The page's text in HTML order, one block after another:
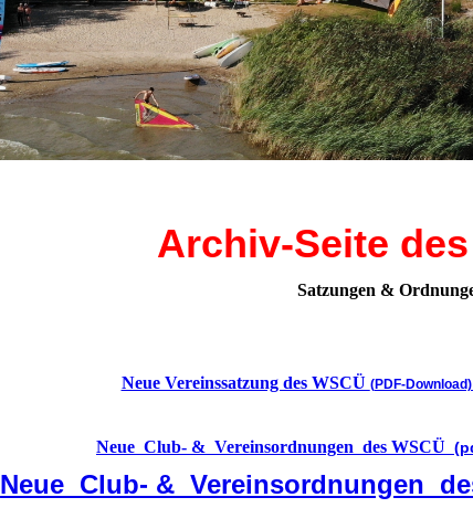
Archiv-Seite des
Satzungen &
Neue Vereinssatzung des WSCÜ (PDF-
Neue Club- & Vereinsordnungen des WSCÜ
Neue Club- & Vereinsordnungen